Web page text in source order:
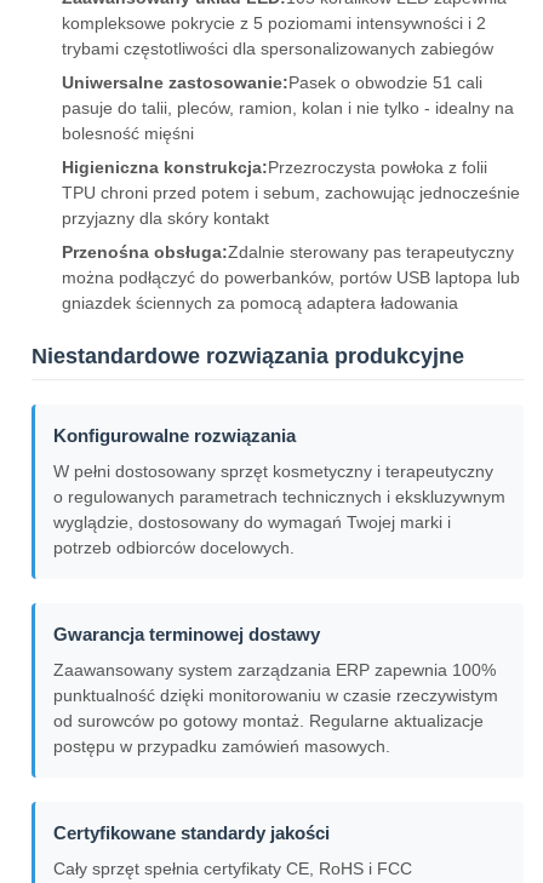
kompleksowe pokrycie z 5 poziomami intensywności i 2
trybami częstotliwości dla spersonalizowanych zabiegów
Uniwersalne zastosowanie:Pasek o obwodzie 51 cali
pasuje do talii, pleców, ramion, kolan i nie tylko - idealny na
bolesność mięśni
Higieniczna konstrukcja:Przezroczysta powłoka z folii
TPU chroni przed potem i sebum, zachowując jednocześnie
przyjazny dla skóry kontakt
Przenośna obsługa:Zdalnie sterowany pas terapeutyczny
można podłączyć do powerbanków, portów USB laptopa lub
gniazdek ściennych za pomocą adaptera ładowania
Niestandardowe rozwiązania produkcyjne
Konfigurowalne rozwiązania
W pełni dostosowany sprzęt kosmetyczny i terapeutyczny
o regulowanych parametrach technicznych i ekskluzywnym
wyglądzie, dostosowany do wymagań Twojej marki i
potrzeb odbiorców docelowych.
Gwarancja terminowej dostawy
Zaawansowany system zarządzania ERP zapewnia 100%
punktualność dzięki monitorowaniu w czasie rzeczywistym
od surowców po gotowy montaż. Regularne aktualizacje
postępu w przypadku zamówień masowych.
Certyfikowane standardy jakości
Cały sprzęt spełnia certyfikaty CE, RoHS i FCC